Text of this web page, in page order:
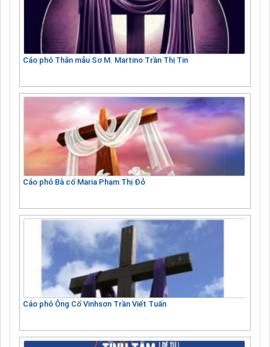
Cáo phó Thân mẫu Sơ M. Martino Trần Thị Tin
Cáo phó Bà cố Maria Phạm Thị Đỏ
Cáo phó Ông Cố Vinhsơn Trần Viết Tuấn